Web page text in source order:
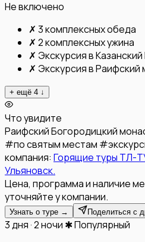
Не включено
✗ 3 комплексных обеда
✗ 2 комплексных ужина
✗ Экскурсия в
✗ Экскурсия в Раифский
+ ещё 4 ↓
Что увидите
Раифский Богородицкий
#по святым местам #
компания: Горящие туры ТЛ-
Ульяновск.
Цена, программа и наличие
уточняйте у компании.
Узнать о туре → Поделиться с
3 дня · 2 ночи ✱ Популярный